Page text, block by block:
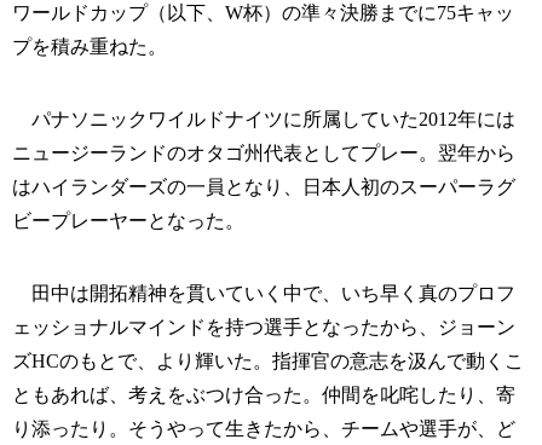
ワールドカップ（以下、W杯）の準々決勝までに75キャッ
プを積み重ねた。
パナソニックワイルドナイツに所属していた2012年には
ニュージーランドのオタゴ州代表としてプレー。翌年から
はハイランダーズの一員となり、日本人初のスーパーラグ
ビープレーヤーとなった。
田中は開拓精神を貫いていく中で、いち早く真のプロフ
ェッショナルマインドを持つ選手となったから、ジョーン
ズHCのもとで、より輝いた。指揮官の意志を汲んで動くこ
ともあれば、考えをぶつけ合った。仲間を叱咤したり、寄
り添ったり。そうやって生きたから、チームや選手が、ど